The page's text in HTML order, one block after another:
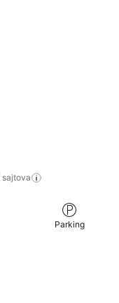
sajtova
Parking